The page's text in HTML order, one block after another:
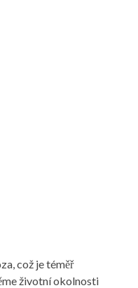
což je téměř
životní okolnosti